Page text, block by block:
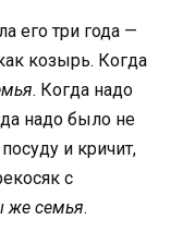
его три года —
козырь. Когда
. Когда надо
надо было не
и кричит,
с
же семья.